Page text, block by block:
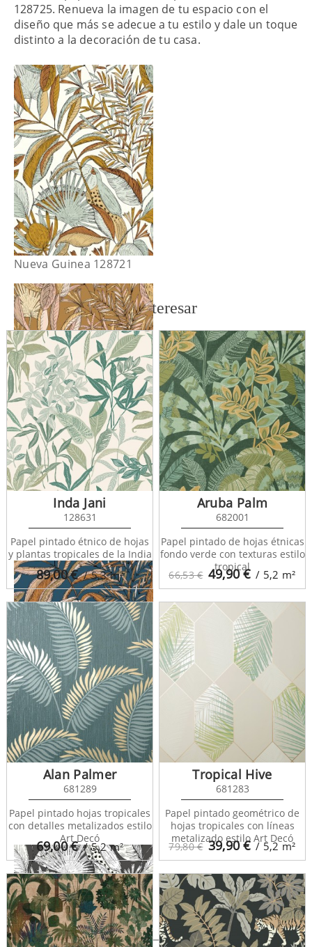
128725. Renueva la imagen de tu espacio con el
diseño que más se adecue a tu estilo y dale un toque
distinto a la decoración de tu casa.
Nueva Guinea 128721
Nueva Guinea 128722
Nueva Guinea 128723
Nueva Guinea 128726
También te puede interesar
89,00€ / 5,3m²
Inda Jani
128631
Papel pintado étnico de hojas
y plantas tropicales de la India
66,53 € 49,90€ / 5,2 m²
Aruba Palm
682001
Papel pintado de hojas étnicas
fondo verde con texturas estilo
tropical
69,00€ / 5,2m²
Alan Palmer
681289
Papel pintado hojas tropicales
con detalles metalizados estilo
Art Decó
79,80 € 39,90€ / 5,2m²
Tropical Hive
681283
Papel pintado geométrico de
hojas tropicales con líneas
metalizado estilo Art Decó